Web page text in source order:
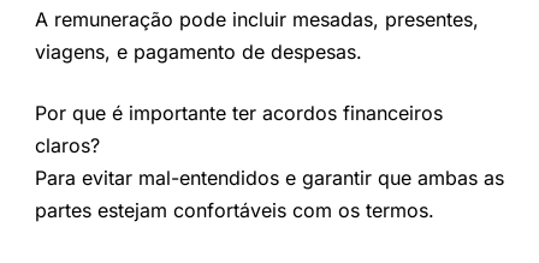
A remuneração pode incluir mesadas, presentes,
viagens, e pagamento de despesas.
Por que é importante ter acordos financeiros
claros?
Para evitar mal-entendidos e garantir que ambas as
partes estejam confortáveis com os termos.